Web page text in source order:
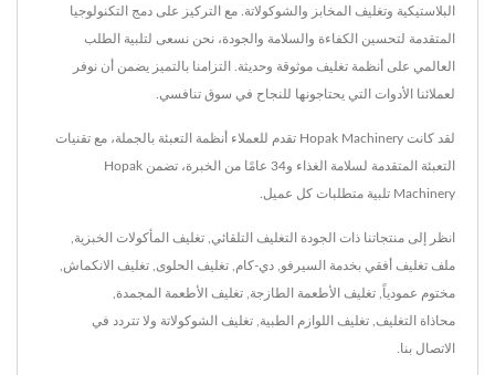
البلاستيكية وتغليف المخابز والشوكولاتة. مع التركيز على دمج التكنولوجيا
المتقدمة لتحسين الكفاءة والسلامة والجودة، نحن نسعى لتلبية الطلب
العالمي على أنظمة تغليف موثوقة وحديثة. التزامنا بالتميز يضمن أن نوفر
لعملائنا الأدوات التي يحتاجونها للنجاح في سوق تنافسي.
لقد كانت Hopak Machinery تقدم للعملاء أنظمة التعبئة بالجملة، مع تقنيات
التعبئة المتقدمة لسلامة الغذاء و34 عامًا من الخبرة، تضمن Hopak
Machinery تلبية متطلبات كل عميل.
انظر إلى منتجاتنا ذات الجودة التغليف التلقائي تغليف المأكولات الخبزية
ملف تغليف أفقي بخدمة السيرفو دي-كام تغليف الحلوى تغليف الانكماش
مختوم عمودياً تغليف الأطعمة الطازجة تغليف الأطعمة المجمدة
محاذاة التغليف تغليف اللوازم الطبية تغليف الشوكولاتة ولا تتردد في
الاتصال بنا